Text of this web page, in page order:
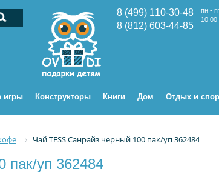
8 (499) 110-30-48
пн -
10.00
8 (812) 603-44-85
игры Конструкторы Книги Дом Отдых и
Чай TESS Санрайз черный 100 пак/уп 362484
пак/уп 362484